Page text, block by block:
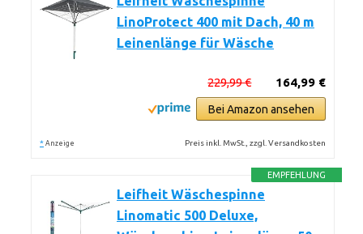
LinoProtect 400 mit Dach, 40 m
Leinenlänge für Wäsche
164,99 €
229,99 €
Bei Amazon ansehen
* Anzeige Preis inkl. MwSt., zzgl. Versandkosten
EMPFEHLUNG
Leifheit Wäschespinne
Linomatic 500 Deluxe,